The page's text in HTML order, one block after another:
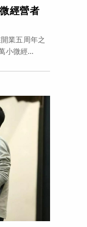
經營者
業五周年之
小微經...